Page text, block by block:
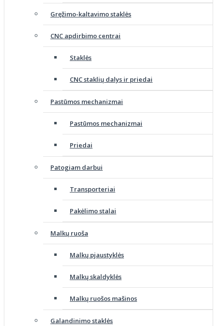
Gręžimo-kaltavimo staklės
CNC apdirbimo centrai
Staklės
CNC staklių dalys ir priedai
Pastūmos mechanizmai
Pastūmos mechanizmai
Priedai
Patogiam darbui
Transporteriai
Pakėlimo stalai
Malkų ruoša
Malkų pjaustyklės
Malkų skaldyklės
Malkų ruošos mašinos
Galandinimo staklės